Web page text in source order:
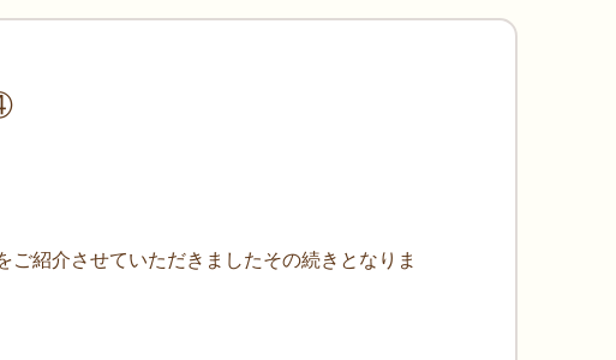
紹介させていただきましたその続きとなりま